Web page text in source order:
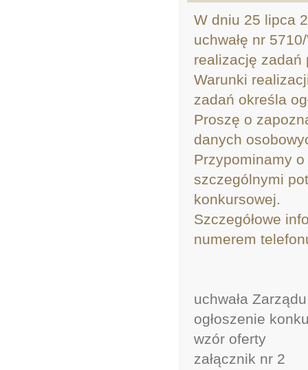
W dniu 25 lipca
uchwałę nr
realizację zadań
Warunki
zadań określa
Proszę o
danych
Przypominamy
szczególnymi
konkursowej.
Szczegółowe
numerem
uchwała
ogłoszenie
wzór oferty
załącznik nr 2